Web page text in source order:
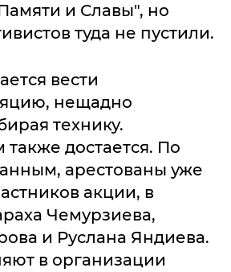
и Славы", но
туда не пустили.
вести
нещадно
технику.
достается. По
арестованы уже
акции, в
Чемурзиева,
и Руслана Яндиева.
в организации